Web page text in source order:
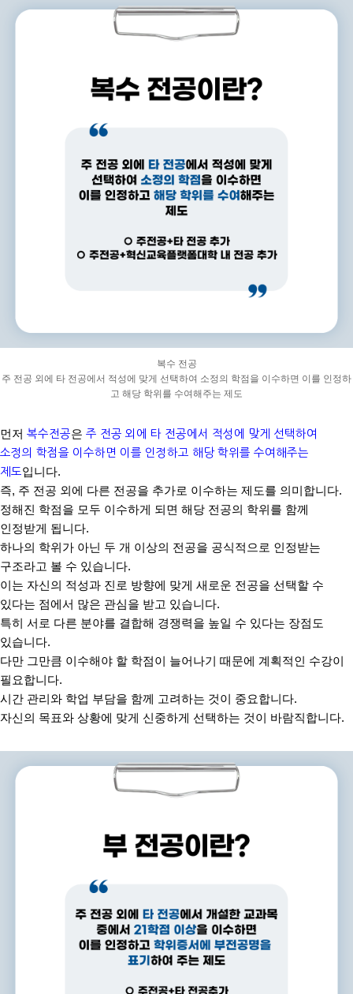
복수 전공
주 전공 외에 타 전공에서 적성에 맞게 선택하여 소정의 학점을 이수하면 이를 인정하
고 해당 학위를 수여해주는 제도
먼저 복수전공은 주 전공 외에 타 전공에서 적성에 맞게 선택하여
소정의 학점을 이수하면 이를 인정하고 해당 학위를 수여해주는
제도입니다.
즉, 주 전공 외에 다른 전공을 추가로 이수하는 제도를 의미합니다.
정해진 학점을 모두 이수하게 되면 해당 전공의 학위를 함께
인정받게 됩니다.
하나의 학위가 아닌 두 개 이상의 전공을 공식적으로 인정받는
구조라고 볼 수 있습니다.
이는 자신의 적성과 진로 방향에 맞게 새로운 전공을 선택할 수
있다는 점에서 많은 관심을 받고 있습니다.
특히 서로 다른 분야를 결합해 경쟁력을 높일 수 있다는 장점도
있습니다.
다만 그만큼 이수해야 할 학점이 늘어나기 때문에 계획적인 수강이
필요합니다.
시간 관리와 학업 부담을 함께 고려하는 것이 중요합니다.
자신의 목표와 상황에 맞게 신중하게 선택하는 것이 바람직합니다.